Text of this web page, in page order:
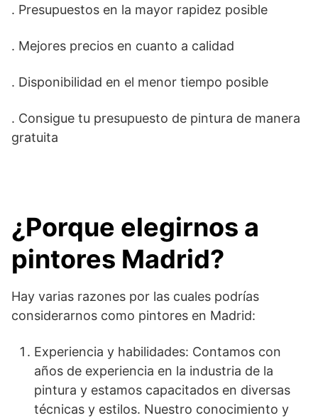
. Presupuestos en la mayor rapidez posible
. Mejores precios en cuanto a calidad
. Disponibilidad en el menor tiempo posible
. Consigue tu presupuesto de pintura de manera
gratuita
¿Porque elegirnos a
pintores Madrid?
Hay varias razones por las cuales podrías
considerarnos como pintores en Madrid:
Experiencia y habilidades: Contamos con
años de experiencia en la industria de la
pintura y estamos capacitados en diversas
técnicas y estilos. Nuestro conocimiento y